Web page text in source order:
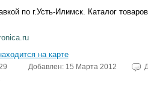
по г.Усть-Илимск. Каталог
на карте
Добавлен: 15 Марта 2012